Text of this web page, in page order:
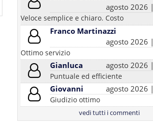
agosto 2026 |
Veloce semplice e chiaro. Costo
Franco Martinazzi
agosto 2026 |
Ottimo servizio
Gianluca agosto 2026 |
Puntuale ed efficiente
Giovanni agosto 2026 |
Giudizio ottimo
vedi tutti i commenti